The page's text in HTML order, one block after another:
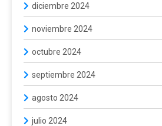
diciembre 2024
noviembre 2024
octubre 2024
septiembre 2024
agosto 2024
julio 2024